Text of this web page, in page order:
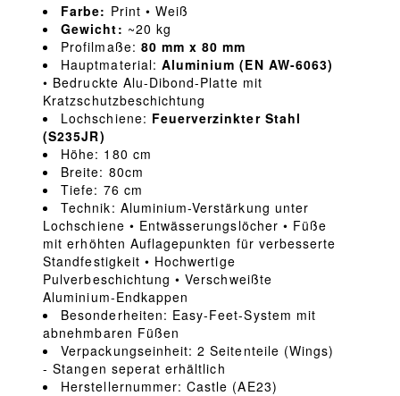
Farbe: Print • Weiß
Gewicht: ~20 kg
Profilmaße: 80 mm x 80 mm
Hauptmaterial: Aluminium (EN AW-6063)
• Bedruckte Alu-Dibond-Platte mit
Kratzschutzbeschichtung
Lochschiene: Feuerverzinkter Stahl
(S235JR)
Höhe: 180 cm
Breite: 80cm
Tiefe: 76 cm
Technik: Aluminium-Verstärkung unter
Lochschiene • Entwässerungslöcher • Füße
mit erhöhten Auflagepunkten für verbesserte
Standfestigkeit • Hochwertige
Pulverbeschichtung • Verschweißte
Aluminium-Endkappen
Besonderheiten: Easy-Feet-System mit
abnehmbaren Füßen
Verpackungseinheit: 2 Seitenteile (Wings)
- Stangen seperat erhältlich
Herstellernummer: Castle (AE23)